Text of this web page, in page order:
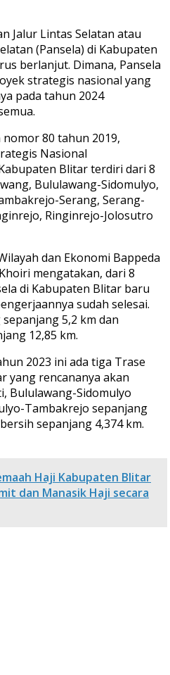
Jalur Lintas Selatan atau
(Pansela) di Kabupaten
berlanjut. Dimana, Pansela
strategis nasional yang
pada tahun 2024
80 tahun 2019,
Nasional
Blitar terdiri dari 8
Bululawang-Sidomulyo,
Serang, Serang-
Ringinrejo-Jolosutro
dan Ekonomi Bappeda
mengatakan, dari 8
di Kabupaten Blitar baru
sudah selesai.
5,2 km dan
12,85 km.
2023 ini ada tiga Trase
yang rencananya akan
Bululawang-Sidomulyo
Tambakrejo sepanjang
sepanjang 4,374 km.
Haji Kabupaten Blitar
dan Manasik Haji secara